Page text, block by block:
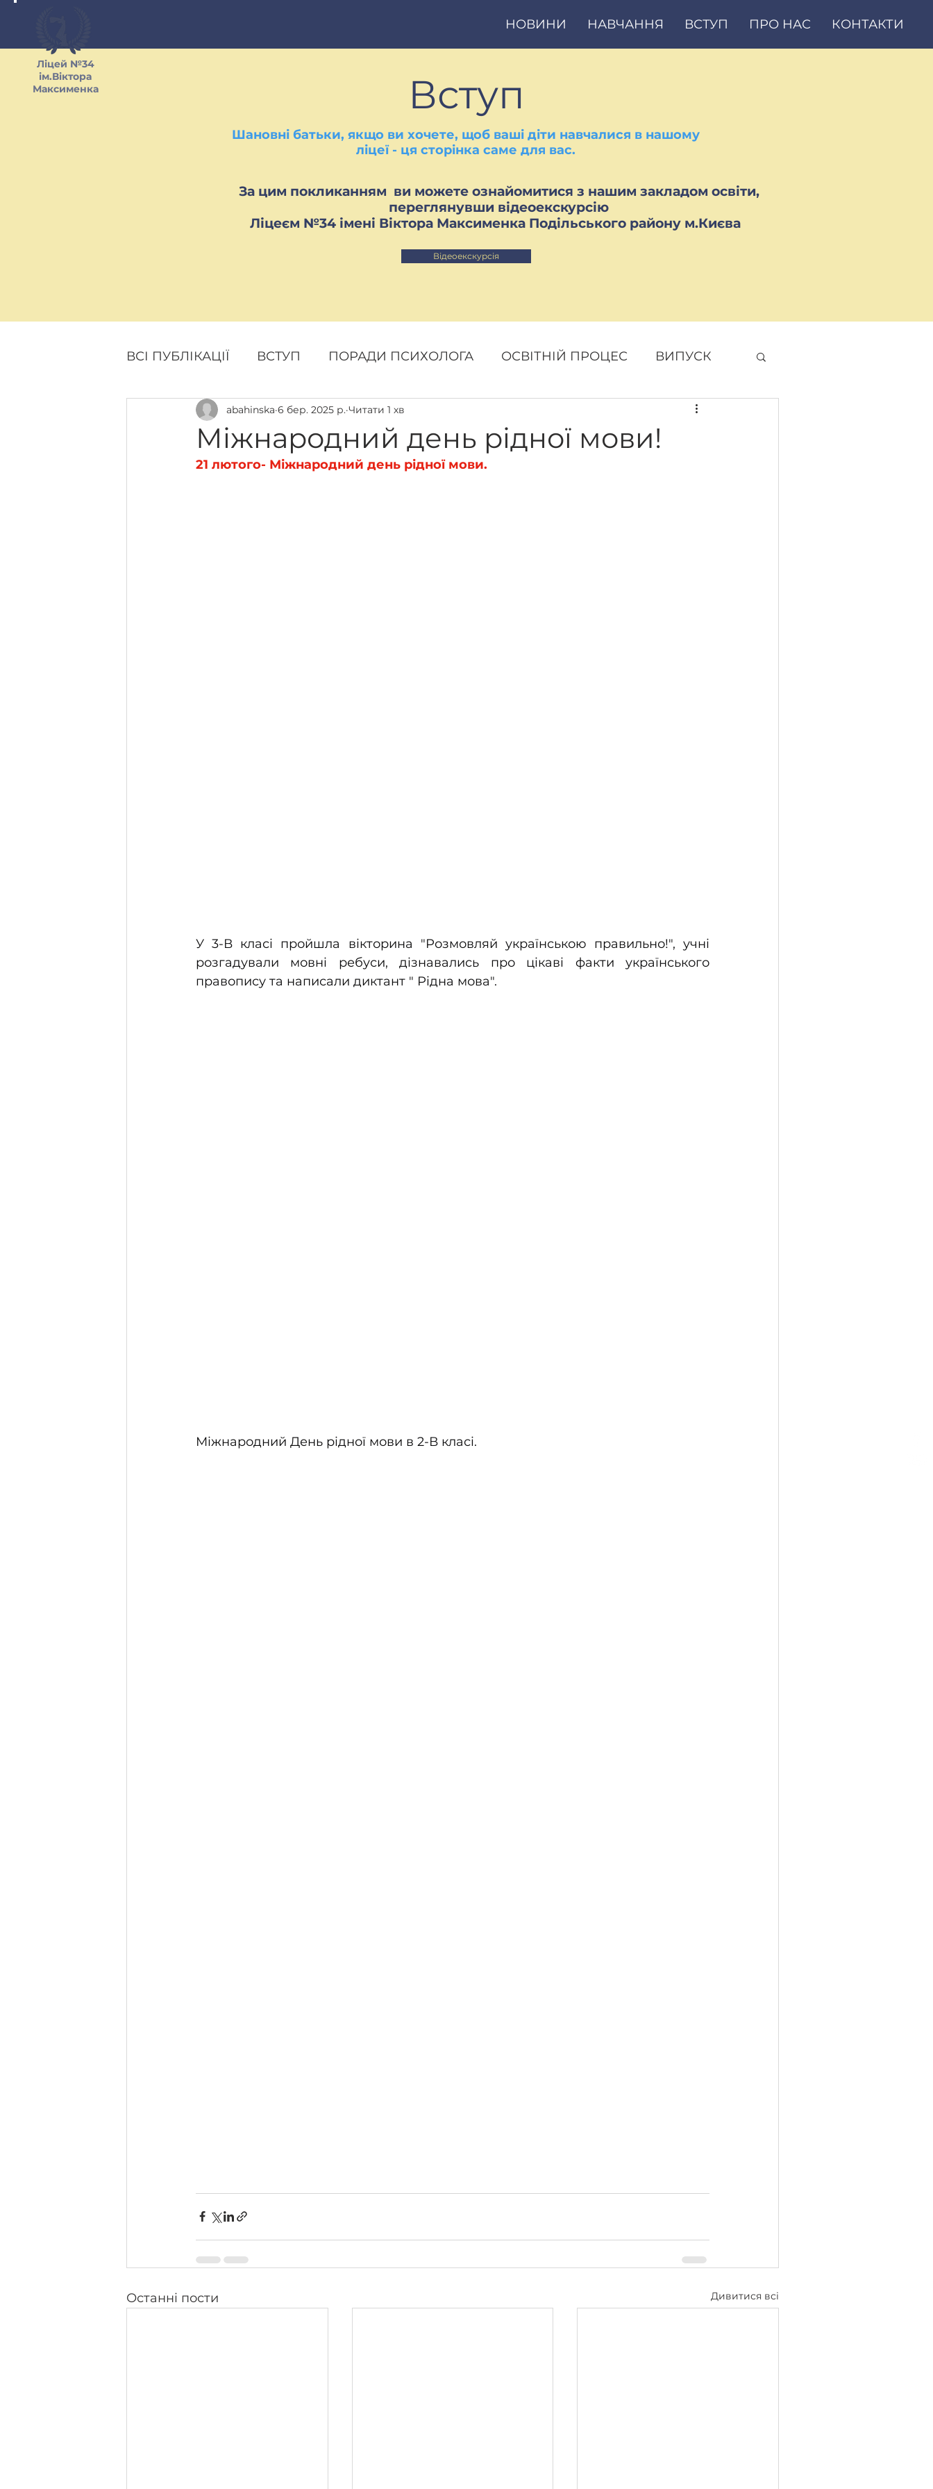
Ліцей №34
ім.Віктора
Максименка
НОВИНИ НАВЧАННЯ ВСТУП ПРО НАС КОНТАКТИ
Вступ
Шановні батьки, якщо ви хочете, щоб ваші діти навчалися в нашому
ліцеї - ця сторінка саме для вас.
За цим покликанням ви можете ознайомитися з нашим закладом освіти,
переглянувши відеоекскурсію
Ліцеєм №34 імені Віктора Максименка Подільського району м.Києва
Відеоекскурсія
ВСІ ПУБЛІКАЦІЇ ВСТУП ПОРАДИ ПСИХОЛОГА ОСВІТНІЙ ПРОЦЕС ВИПУСК
ПРОЕКТНІ НОВИНИ КАРАНТИН
Міжнародний день рідної мови!
abahinska 6 бер. 2025 р. Читати 1 хв
21 лютого- Міжнародний день рідної мови.
У 3-В класі пройшла вікторина "Розмовляй українською правильно!", учні
розгадували мовні ребуси, дізнавались про цікаві факти українського
правопису та написали диктант " Рідна мова".
Міжнародний День рідної мови в 2-В класі.
Останні пости Дивитися всі